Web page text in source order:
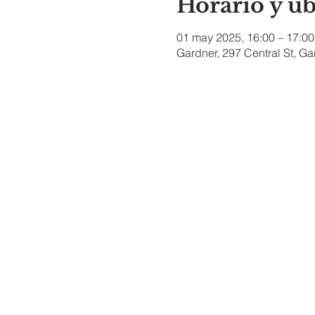
Horario y
01 may 2025, 16:00 – 17:00
Gardner, 297 Central St,